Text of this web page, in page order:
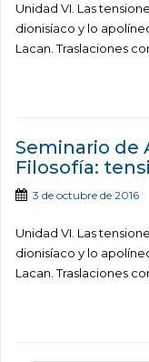
Unidad VI. Las
dionisíaco y lo
Lacan. Traslaciones
Seminario de
Filosofía:
3 de octubre de 2016
Unidad VI. Las
dionisíaco y lo
Lacan. Traslaciones